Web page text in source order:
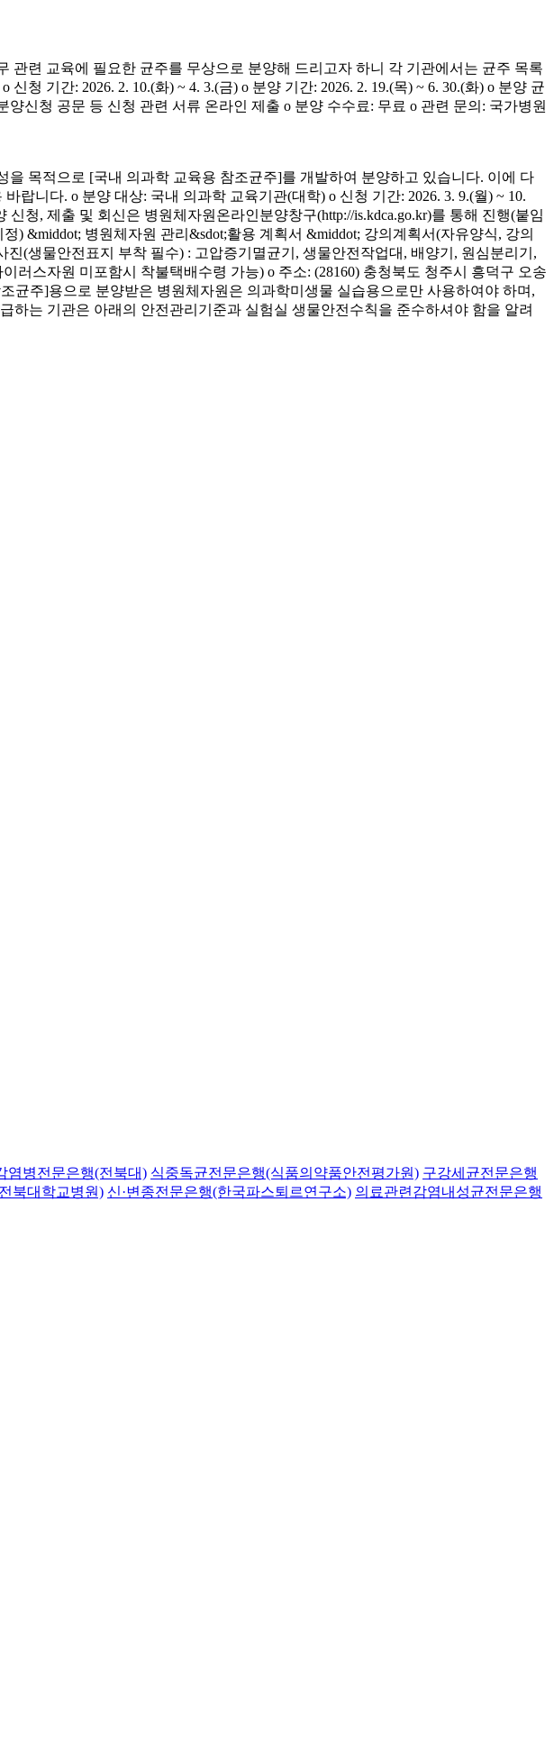
련 교육에 필요한 균주를 무상으로 분양해 드리고자 하니 각 기관에서는 균주 목록
기간: 2026. 2. 10.(화) ~ 4. 3.(금) o 분양 기간: 2026. 2. 19.(목) ~ 6. 30.(화) o 분양 균
신청 공문 등 신청 관련 서류 온라인 제출 o 분양 수수료: 무료 o 관련 문의: 국가병원
목적으로 [국내 의과학 교육용 참조균주]를 개발하여 분양하고 있습니다. 이에 다
니다. o 분양 대상: 국내 의과학 교육기관(대학) o 신청 기간: 2026. 3. 9.(월) ~ 10.
청, 제출 및 회신은 병원체자원온라인분양창구(http://is.kdca.go.kr)를 통해 진행(붙임
&middot; 병원체자원 관리&sdot;활용 계획서 &middot; 강의계획서(자유양식, 강의
(생물안전표지 부착 필수) : 고압증기멸균기, 생물안전작업대, 배양기, 원심분리기,
러스자원 미포함시 착불택배수령 가능) o 주소: (28160) 충청북도 청주시 흥덕구 오송
균주]용으로 분양받은 병원체자원은 의과학미생물 실습용으로만 사용하여야 하며,
는 기관은 아래의 안전관리기준과 실험실 생물안전수칙을 준수하셔야 함을 알려
염병전문은행(전북대) 식중독균전문은행(식품의약품안전평가원) 구강세균전문은행
북대학교병원) 신·변종전문은행(한국파스퇴르연구소) 의료관련감염내성균전문은행